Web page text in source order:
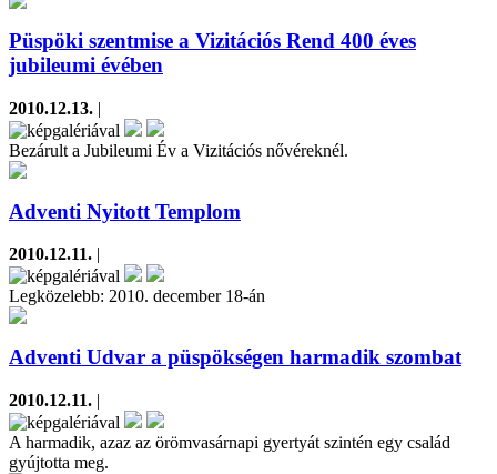
Püspöki szentmise a Vizitációs Rend 400 éves
jubileumi évében
2010.12.13. |
Bezárult a Jubileumi Év a Vizitációs nővéreknél.
Adventi Nyitott Templom
2010.12.11. |
Legközelebb: 2010. december 18-án
Adventi Udvar a püspökségen harmadik szombat
2010.12.11. |
A harmadik, azaz az örömvasárnapi gyertyát szintén egy család
gyújtotta meg.